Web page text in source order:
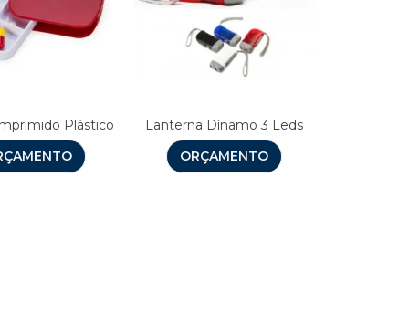
Plástico
Lanterna Dínamo 3 Leds
ORÇAMENTO